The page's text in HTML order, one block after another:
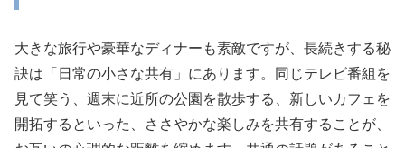
大きな旅行や豪華なディナーも素敵ですが、長続きする秘
訣は「日常の小さな共有」にあります。同じテレビ番組を
見て笑う、週末に近所の公園を散歩する、新しいカフェを
開拓するといった、ささやかな楽しみを共有することが、